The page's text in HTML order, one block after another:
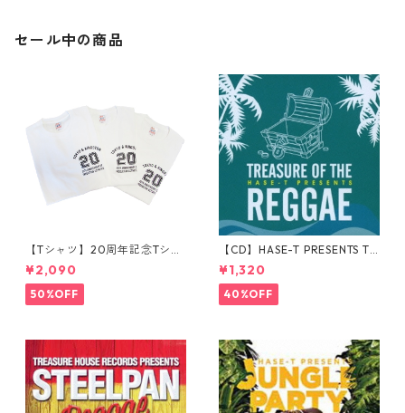
セール中の商品
【Tシャツ】20周年記念Tシャ
ツ
¥2,090
50%OFF
【CD】HASE-T PRESENTS TR
EASURE OF THE REGGAE
¥1,320
40%OFF